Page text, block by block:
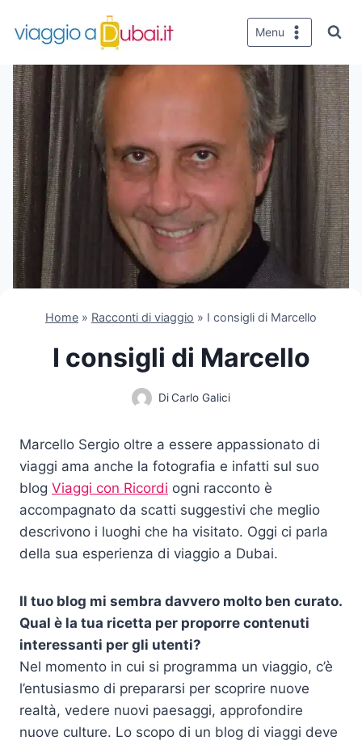
Menu
Home » Racconti di viaggio » I consigli di Marcello
I consigli di Marcello
DiCarlo Galici
Marcello Sergio oltre a essere appassionato di
viaggi ama anche la fotografia e infatti sul suo
blog Viaggi con Ricordi ogni racconto è
accompagnato da scatti suggestivi che meglio
descrivono i luoghi che ha visitato. Oggi ci parla
della sua esperienza di viaggio a Dubai.
Il tuo blog mi sembra davvero molto ben curato.
Qual è la tua ricetta per proporre contenuti
interessanti per gli utenti?
Nel momento in cui si programma un viaggio, c’è
l’entusiasmo di prepararsi per scoprire nuove
realtà, vedere nuovi paesaggi, approfondire
nuove culture. Lo scopo di un blog di viaggi deve